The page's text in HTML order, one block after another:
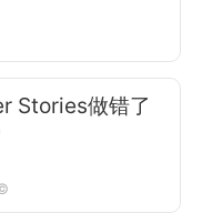
Stories做错了